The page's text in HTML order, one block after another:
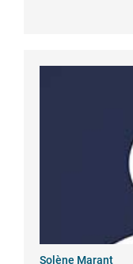
Solène Marant